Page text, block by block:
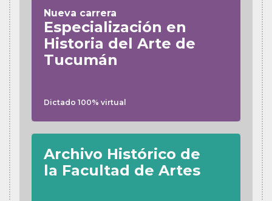
Nueva carrera
Especialización en
Historia del Arte de
Tucumán
Dictado 100% virtual
Archivo Histórico de
la Facultad de Artes